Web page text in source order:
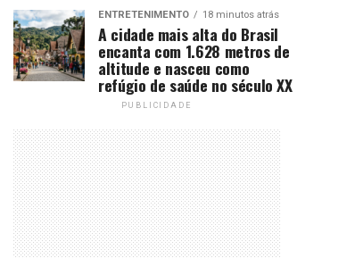
ENTRETENIMENTO 18 minutos atrás
A cidade mais alta do Brasil
encanta com 1.628 metros de
altitude e nasceu como
refúgio de saúde no século XX
PUBLICIDADE